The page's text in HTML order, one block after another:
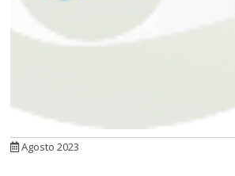
Agosto 2023